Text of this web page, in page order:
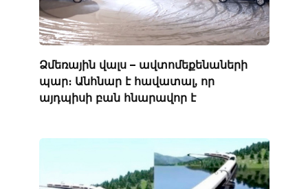
Ձմեռային վալս – ավտոմեքենաների
պար։ Անհնար է հավատալ, որ
այդպիսի բան հնարավոր է